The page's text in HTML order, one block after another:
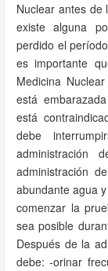
Nuclear antes de
existe alguna
perdido el
es importante
Medicina
está
está
debe
administración
abundante agua
comenzar la
sea posible
Después de la
debe: -orinar